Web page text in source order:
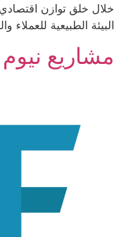
خلال خلق توازن
البيئة الطبيعية
مشاريع نيوم